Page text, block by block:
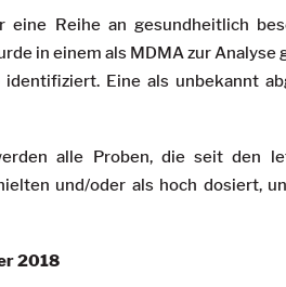
eine Reihe an gesundheitlich
in einem als MDMA zur
identifiziert. Eine als unbekannt
alle Proben, die seit den
und/oder als hoch dosiert,
2018